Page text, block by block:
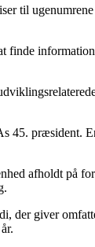
til
præsident.
afholdt på
giver